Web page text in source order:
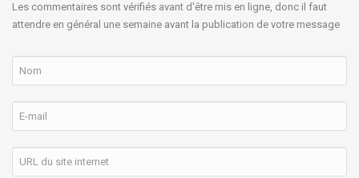
Les commentaires sont vérifiés avant d'être mis en ligne, donc il faut
attendre en général une semaine avant la publication de votre message